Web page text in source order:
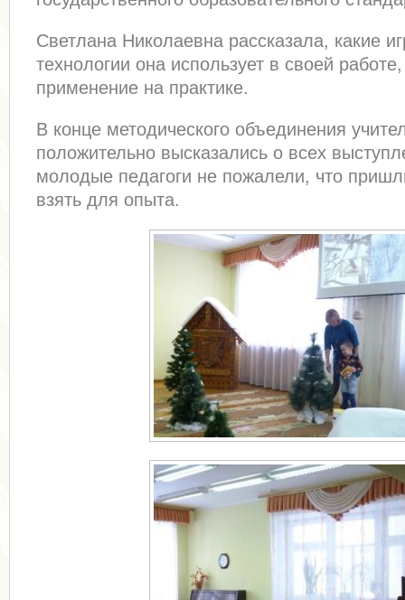
Светлана Николаевна рассказала, какие
технологии она использует в своей
применение на практике.
В конце методического объединения
положительно высказались о всех
молодые педагоги не пожалели, что
взять для опыта.